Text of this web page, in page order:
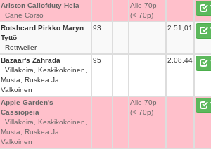
Ariston Callofduty Hela
Cane Corso
Alle 70p
(< 70p)
Rotshcard Pirkko Maryn
Tyttö
Rottweiler
93 2.51,01
Bazaar's Zahrada
Villakoira, Keskikokoinen,
Musta, Ruskea Ja
Valkoinen
95 2.08,44
Apple Garden's
Cassiopeia
Villakoira, Keskikokoinen,
Musta, Ruskea Ja
Valkoinen
Alle 70p
(< 70p)